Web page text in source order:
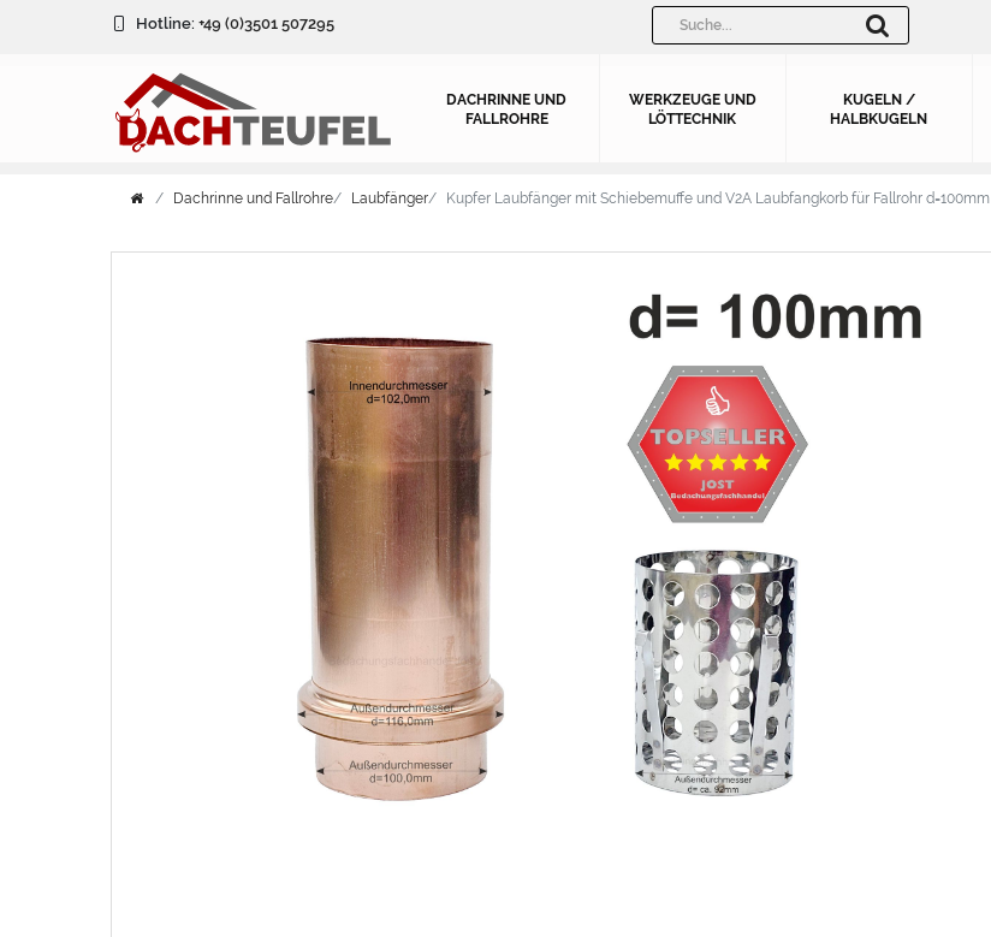
Hotline: +49 (0)3501 507295
DACHRINNE UND
FALLROHRE
WERKZEUGE UND
LÖTTECHNIK
KUGELN /
HALBKUGELN
Dachrinne und Fallrohre Laubfänger Kupfer Laubfänger mit Schiebemuffe und V2A Laubfangkorb für Fallrohr d=100mm